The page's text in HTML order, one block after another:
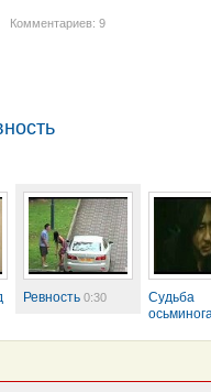
Комментариев: 9
Ревность 0:30
Судьба